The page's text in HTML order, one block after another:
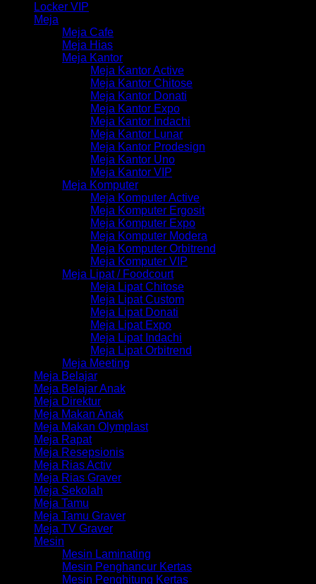
Locker VIP
Meja
Meja Cafe
Meja Hias
Meja Kantor
Meja Kantor Active
Meja Kantor Chitose
Meja Kantor Donati
Meja Kantor Expo
Meja Kantor Indachi
Meja Kantor Lunar
Meja Kantor Prodesign
Meja Kantor Uno
Meja Kantor VIP
Meja Komputer
Meja Komputer Active
Meja Komputer Ergosit
Meja Komputer Expo
Meja Komputer Modera
Meja Komputer Orbitrend
Meja Komputer VIP
Meja Lipat / Foodcourt
Meja Lipat Chitose
Meja Lipat Custom
Meja Lipat Donati
Meja Lipat Expo
Meja Lipat Indachi
Meja Lipat Orbitrend
Meja Meeting
Meja Belajar
Meja Belajar Anak
Meja Direktur
Meja Makan Anak
Meja Makan Olymplast
Meja Rapat
Meja Resepsionis
Meja Rias Activ
Meja Rias Graver
Meja Sekolah
Meja Tamu
Meja Tamu Graver
Meja TV Graver
Mesin
Mesin Laminating
Mesin Penghancur Kertas
Mesin Penghitung Kertas